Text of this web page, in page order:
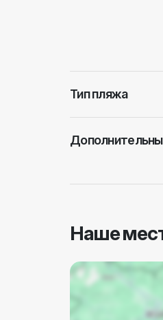
Тип пляжа
Наше